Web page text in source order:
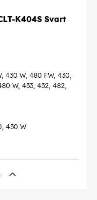
K404S Svart
430 W, 480 FW, 430,
W, 433, 432, 482,
430 W